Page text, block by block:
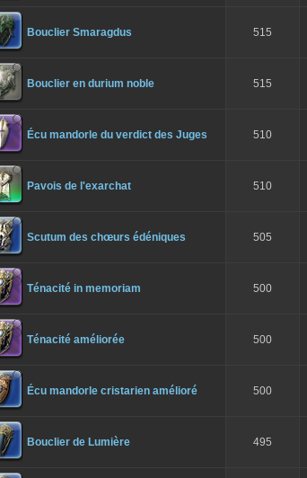
Bouclier Smaragdus 515
Bouclier en durium noble 515
Écu mandorle du verdict des Juges 510
Pavois de l'exarchat 510
Scutum des chœurs édéniques 505
Ténacité in memoriam 500
Ténacité améliorée 500
Écu mandorle cristarien amélioré 500
Bouclier de Lumière 495